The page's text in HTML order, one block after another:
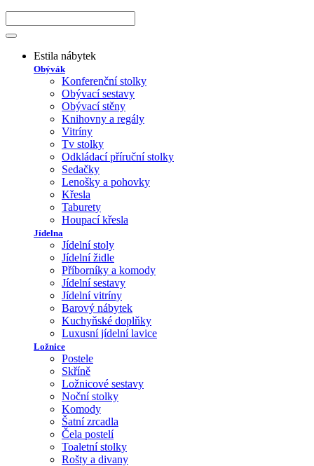
Estila nábytek
Obývák
Konferenční stolky
Obývací sestavy
Obývací stěny
Knihovny a regály
Vitríny
Tv stolky
Odkládací příruční stolky
Sedačky
Lenošky a pohovky
Křesla
Taburety
Houpací křesla
Jídelna
Jídelní stoly
Jídelní židle
Příborníky a komody
Jídelní sestavy
Jídelní vitríny
Barový nábytek
Kuchyňské doplňky
Luxusní jídelní lavice
Ložnice
Postele
Skříně
Ložnicové sestavy
Noční stolky
Komody
Šatní zrcadla
Čela postelí
Toaletní stolky
Rošty a divany